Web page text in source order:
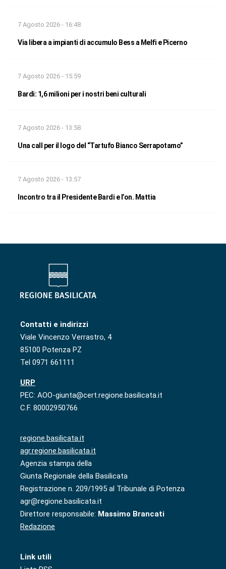
7 Agosto 2026 - 16:48
Via libera a impianti di accumulo Bess a Melfi e Picerno
7 Agosto 2026 - 15:59
Bardi: 1,6 milioni per i nostri beni culturali
7 Agosto 2026 - 13:58
Una call per il logo del “Tartufo Bianco Serrapotamo”
7 Agosto 2026 - 13:57
Incontro tra il Presidente Bardi e l’on. Mattia
Contatti e indirizzi
Viale Vincenzo Verrastro, 4
85100 Potenza PZ
Tel 0971 661111
URP
PEC: AOO-giunta@cert.regione.basilicata.it
C.F. 80002950766
regione.basilicata.it
agr.regione.basilicata.it
Agenzia stampa della
Giunta Regionale della Basilicata
Registrazione n. 209/1995 al Tribunale di Potenza
agr@regione.basilicata.it
Direttore responsabile: Massimo Brancati
Redazione
Link utili